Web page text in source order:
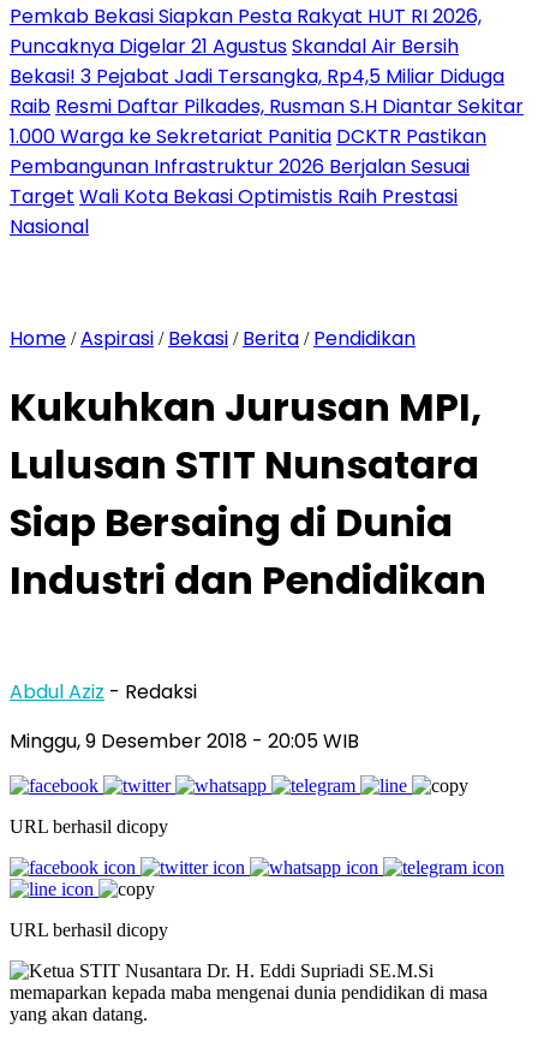
Pemkab Bekasi Siapkan Pesta Rakyat HUT RI 2026,
Puncaknya Digelar 21 AgustusSkandal Air Bersih
Bekasi! 3 Pejabat Jadi Tersangka, Rp4,5 Miliar Diduga
Raib Resmi Daftar Pilkades, Rusman S.H Diantar Sekitar
1.000 Warga ke Sekretariat Panitia DCKTR Pastikan
Pembangunan Infrastruktur 2026 Berjalan Sesuai
Target Wali Kota Bekasi Optimistis Raih Prestasi
Nasional
Home /Aspirasi / Bekasi / Berita / Pendidikan
Kukuhkan Jurusan MPI,
Lulusan STIT Nunsatara
Siap Bersaing di Dunia
Industri dan Pendidikan
Abdul Aziz - Redaksi
Minggu, 9 Desember 2018 - 20:05 WIB
URL berhasil dicopy
URL berhasil dicopy